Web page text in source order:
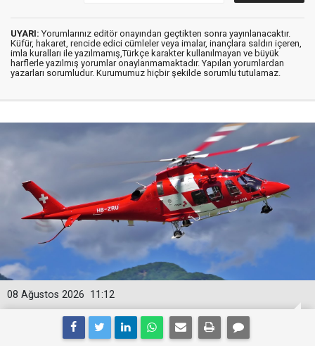
UYARI: Yorumlarınız editör onayından geçtikten sonra yayınlanacaktır.
Küfür, hakaret, rencide edici cümleler veya imalar, inançlara saldırı içeren,
imla kuralları ile yazılmamış,Türkçe karakter kullanılmayan ve büyük
harflerle yazılmış yorumlar onaylanmamaktadır. Yapılan yorumlardan
yazarları sorumludur. Kurumumuz hiçbir şekilde sorumlu tutulamaz.
11:12
08 Ağustos 2026